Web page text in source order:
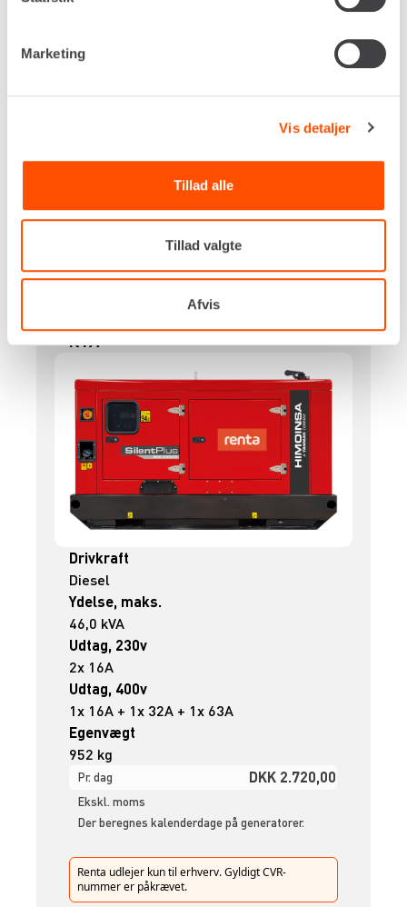
Marketing
Vis detaljer
Tillad alle
Tillad valgte
Afvis
Pr. dag DKK 2.720,00
Renta udlejer kun til erhverv. Gyldigt CVR-
Flere informationer
STATIONÆR GENERATOR – 45
KVA
Drivkraft
Diesel
Ydelse, maks.
46,0 kVA
Udtag, 230v
2x 16A
Udtag, 400v
1x 16A + 1x 32A + 1x 63A
Egenvægt
952 kg
Pr. dag DKK 2.720,00
Ekskl. moms
Der beregnes kalenderdage på generatorer.
Renta udlejer kun til erhverv. Gyldigt CVR-
nummer er påkrævet.